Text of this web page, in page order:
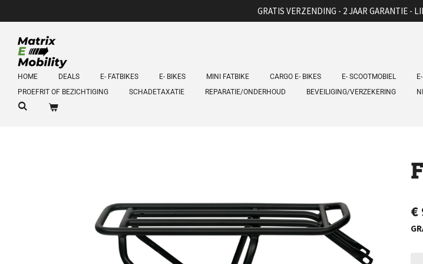
direct
naar
hoofdinhoud
GRATIS VERZENDING - 2 JAAR GARANTIE -
HOME DEALS E- FATBIKES E- BIKES MINI FATBIKE CARGO E- BIKES E- SCOOTMOBIEL
PROEFRIT OF BEZICHTIGING
SCHADETAXATIE REPARATIE/ONDERHOUD BEVEILIGING/VERZEKERING
€